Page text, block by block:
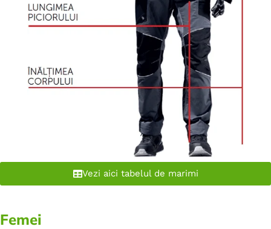
Vezi aici tabelul de marimi
Femei